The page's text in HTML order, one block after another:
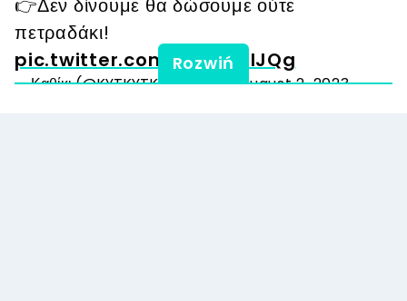
👉Δεν δίνουμε θα δώσουμε ούτε
πετραδάκι!
pic.twitter.com/Z962dDIJQg
— Καθίκι (@KYTKYTKYTKYTKYT)August 2, 2023
Rozwiń